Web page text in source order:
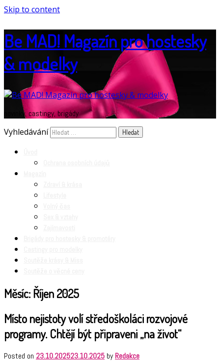
Skip to content
Be MAD! Magazín pro hostesky
& modelky
novinky, castingy, brigády
Vyhledávání
Měsíc:Říjen 2025
Místo nejistoty volí středoškoláci rozvojové
programy. Chtějí být připraveni „na život“
Posted on 23.10.202523.10.2025 byRedakce